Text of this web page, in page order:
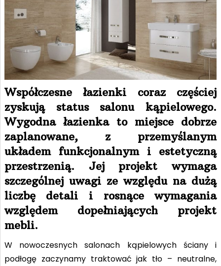
Współczesne łazienki coraz częściej
zyskują status salonu kąpielowego.
Wygodna łazienka to miejsce dobrze
zaplanowane, z przemyślanym
układem funkcjonalnym i estetyczną
przestrzenią. Jej projekt wymaga
szczególnej uwagi ze względu na dużą
liczbę detali i rosnące wymagania
względem dopełniających projekt
mebli.
W nowoczesnych salonach kąpielowych ściany i
podłogę zaczynamy traktować jak tło – neutralne,